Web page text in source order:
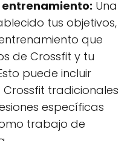
entrenamiento: Una
tus objetivos,
que
de Crossfit y tu
puede incluir
tradicionales
específicas
trabajo de